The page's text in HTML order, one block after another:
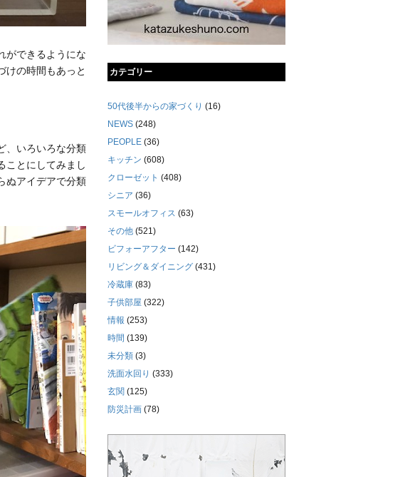
ができるようにな
けの時間もあっと
、いろいろな分類
ことにしてみまし
ぬアイデアで分類
カテゴリー
50代後半からの家づくり (16)
NEWS (248)
PEOPLE (36)
キッチン (608)
クローゼット (408)
シニア (36)
スモールオフィス (63)
その他 (521)
ビフォーアフター (142)
リビング＆ダイニング (431)
冷蔵庫 (83)
子供部屋 (322)
情報 (253)
時間 (139)
未分類 (3)
洗面水回り (333)
玄関 (125)
防災計画 (78)